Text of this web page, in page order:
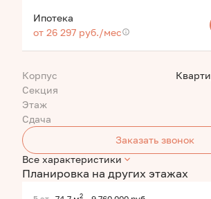
Ипотека
от 26 297 руб./мес
Корпус
Секция
Этаж
Сдача
Заказать звонок
Все характеристики
Планировка на других этажах
2